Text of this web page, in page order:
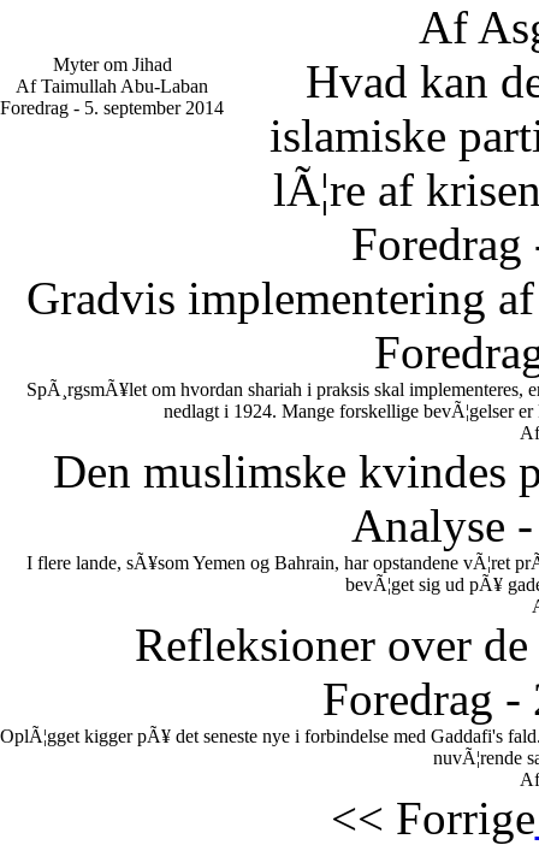
Af
Myter om Jihad
Af Taimullah Abu-Laban
Foredrag - 5. september 2014
Hvad kan
islamiske
lÃ¦re af
Gradvis implementering
SpÃ¸rgsmÃ¥let om hvordan shariah i praksis skal implementeres,
nedlagt i 1924. Mange forskellige bevÃ¦gelser
Den muslimske kvindes
Analyse
I flere lande, sÃ¥som Yemen og Bahrain, har opstandene vÃ¦ret
bevÃ¦get sig ud pÃ¥
Refleksioner over
Foredrag -
OplÃ¦gget kigger pÃ¥ det seneste nye i forbindelse med Gaddafi's
nuvÃ¦rende
<< Forrige